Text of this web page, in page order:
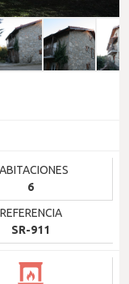
6
REFERENCIA
SR-911